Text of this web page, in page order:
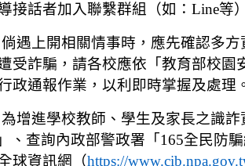
接話者加入聯繫群組（如：Line等
遇上開相關情事時，應先確認多
受詐騙，請各校應依「教育部校園
政通報作業，以利即時掌握及處理
為增進學校教師、學生及家長之識
、查詢內政部警政署「165全民防
球資訊網（https://